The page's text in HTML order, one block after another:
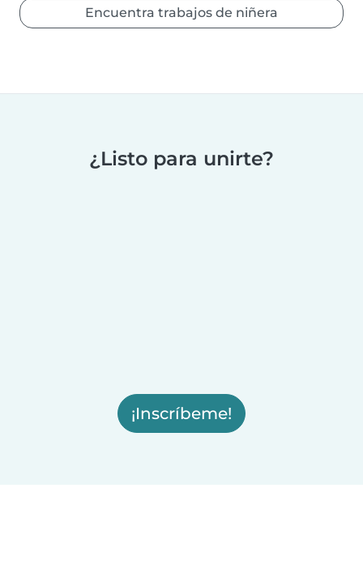
Encuentra trabajos de niñera
¿Listo para unirte?
¡Inscríbeme!